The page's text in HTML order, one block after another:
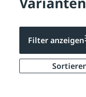
Filter anzeigen